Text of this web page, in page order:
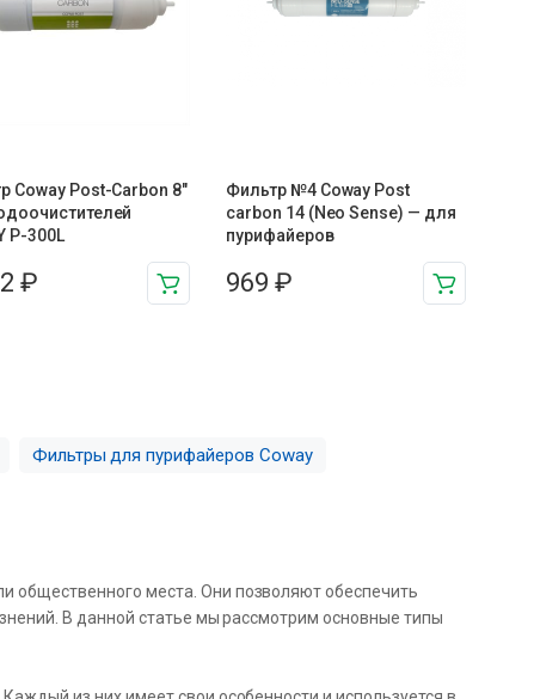
Coway Post-Carbon 8″
P-300L
₽
Фильтр №4 Coway Post
carbon 14 (Neo Sense) — для
пурифайеров
969₽
Фильтры для пурифайеров Coway
места. Они позволяют обеспечить
В данной статье мы рассмотрим основные типы